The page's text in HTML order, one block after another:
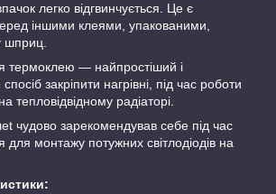
легко відгвинчується. Це є
іншими клеями, упакованими,
шприц.
термоклею — найпростіший і
закріпити нагрівні, під час роботи
тепловідвідному радіаторі.
чудово зарекомендував себе під час
для монтажу потужних світлодіодів на